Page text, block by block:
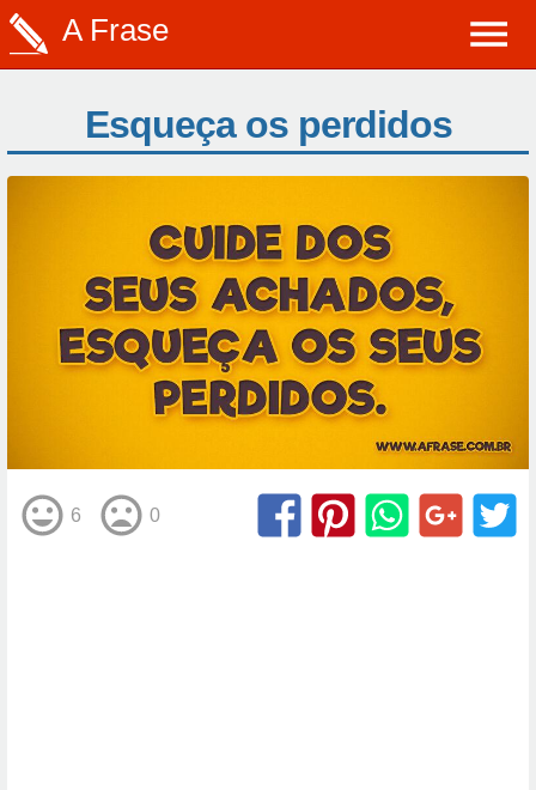
A Frase
Esqueça os perdidos
6 0